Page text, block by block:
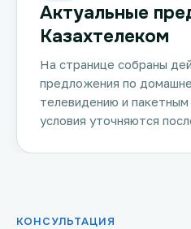
Актуальные
Казахтелеком
На странице собраны
предложения по
телевидению и
условия уточняются
КОНСУЛЬТАЦИЯ